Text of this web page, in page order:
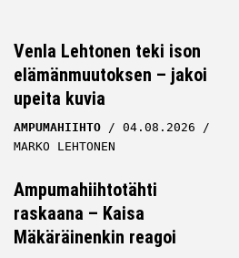
Venla Lehtonen teki ison
elämänmuutoksen – jakoi
upeita kuvia
AMPUMAHIIHTO
04.08.2026
MARKO LEHTONEN
Ampumahiihtotähti
raskaana – Kaisa
Mäkäräinenkin reagoi